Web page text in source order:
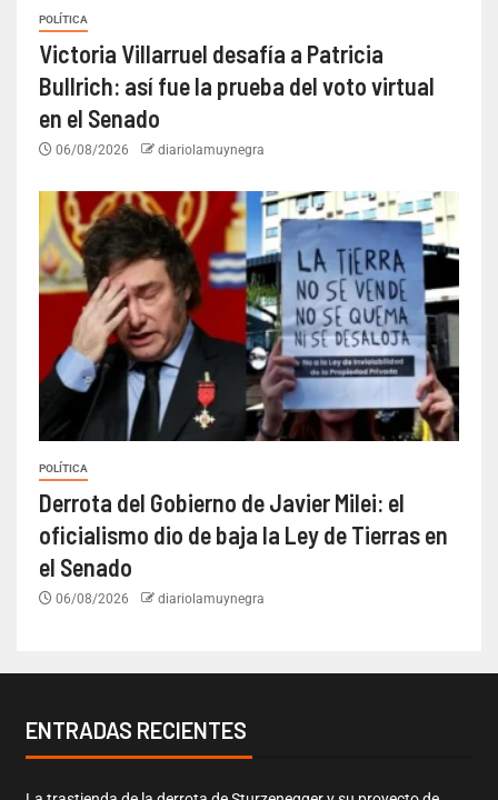
POLÍTICA
Victoria Villarruel desafía a Patricia
Bullrich: así fue la prueba del voto virtual
en el Senado
06/08/2026 diariolamuynegra
POLÍTICA
Derrota del Gobierno de Javier Milei: el
oficialismo dio de baja la Ley de Tierras en
el Senado
06/08/2026 diariolamuynegra
ENTRADAS RECIENTES